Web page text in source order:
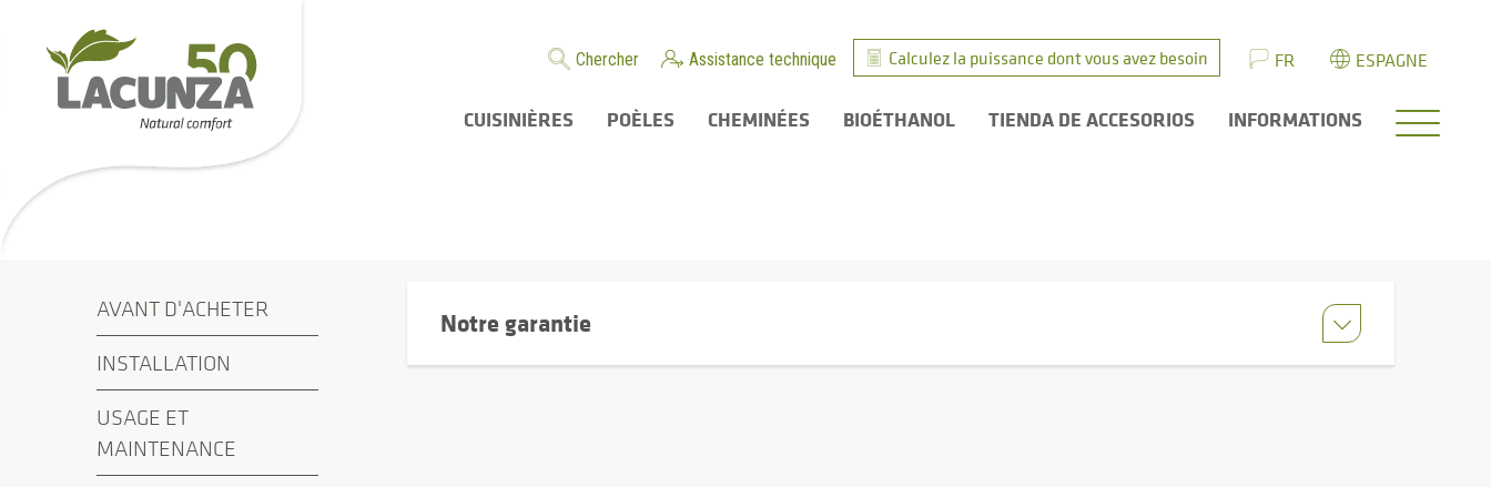
Chercher Assistance technique Calculez la puissance dont vous avez besoin FR ESPAGNE
CUISINIÈRES POÈLES CHEMINÉES BIOÉTHANOL TIENDA DE ACCESORIOS INFORMATIONS
AVANT D'ACHETER
INSTALLATION
USAGE ET
MAINTENANCE
Notre garantie